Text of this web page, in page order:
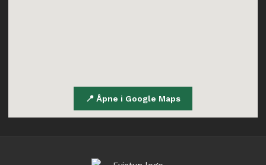
📍 Åpne i Google Maps